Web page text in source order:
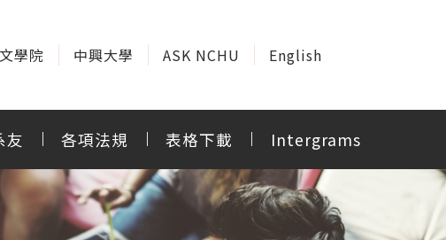
文學院 中興大學 ASK NCHU English
友 各項法規 表格下載 Intergrams